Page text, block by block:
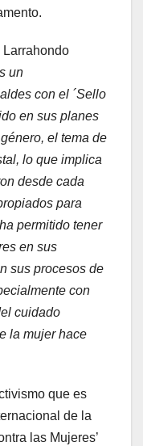
Larrahondo
un
con el ´Sello
en sus planes
el tema de
lo que implica
desde cada
para
permitido tener
en sus
sus procesos de
con
cuidado
la mujer hace
que es
de la
las Mujeres’